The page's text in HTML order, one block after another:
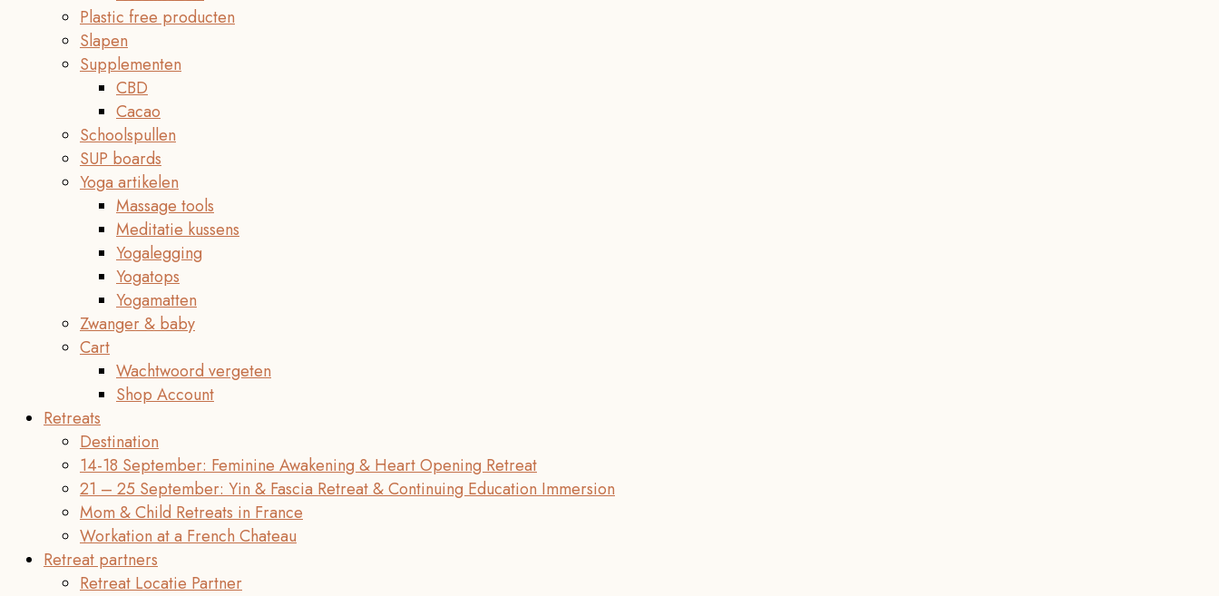
Plastic free producten
Slapen
Supplementen
CBD
Cacao
Schoolspullen
SUP boards
Yoga artikelen
Massage tools
Meditatie kussens
Yogalegging
Yogatops
Yogamatten
Zwanger & baby
Cart
Wachtwoord vergeten
Shop Account
Retreats
Destination
14-18 September: Feminine Awakening & Heart Opening Retreat
21 – 25 September: Yin & Fascia Retreat & Continuing Education Immersion
Mom & Child Retreats in France
Workation at a French Chateau
Retreat partners
Retreat Locatie Partner